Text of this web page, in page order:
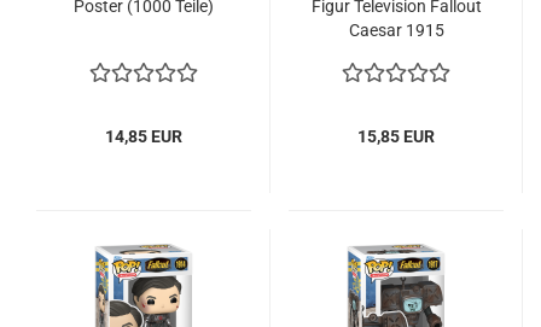
Pos­ter (1000 Teile)
14,85 EUR
Figur Te­le­vi­si­on Fall­out
Cae­sar 1915
15,85 EUR